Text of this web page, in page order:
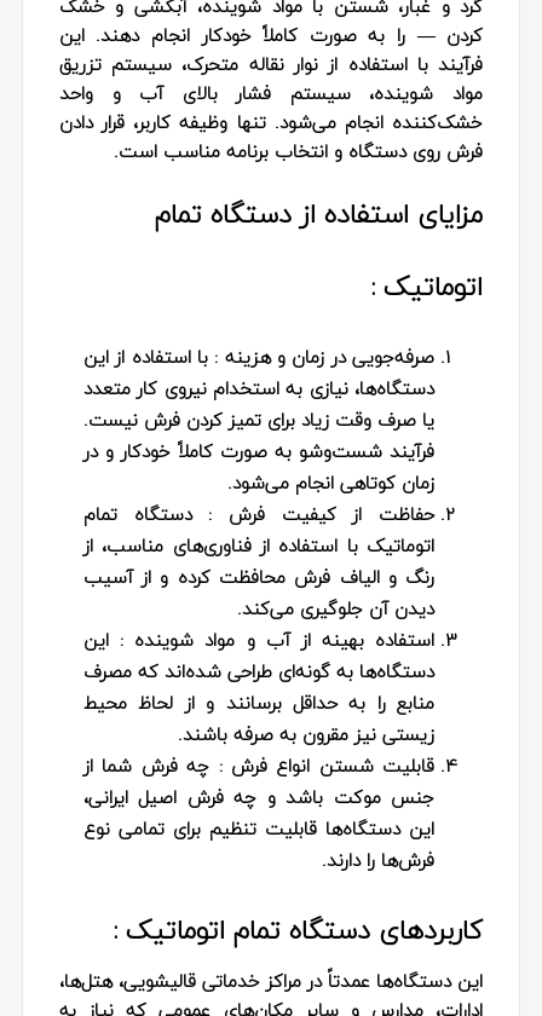
کردن— را به صورت کاملاً خودکار انجام دهند. این
فرآیند با استفاده از نوار نقاله متحرک، سیستم تزریق
مواد شوینده، سیستم فشار بالای آب و واحد
خشک‌کنندهانجام می‌شود. تنها وظیفه کاربر، قرار دادن
فرش روی دستگاه و انتخاب برنامه مناسب است.
مزایای استفاده از دستگاه تمام
اتوماتیک :
صرفه‌جویی در زمان و هزینه : با استفاده از این
دستگاه‌ها، نیازی به استخدام نیروی کار متعدد
یا صرف وقت زیاد برای تمیز کردن فرش نیست.
فرآیند شست‌وشو به صورت کاملاً خودکار و در
زمان کوتاهی انجام می‌شود.
حفاظت از کیفیت فرش : دستگاه تمام
اتوماتیک با استفاده از فناوری‌های مناسب، از
رنگ و الیاف فرش محافظت کرده و از آسیب
دیدن آن جلوگیری می‌کند.
استفاده بهینه از آب و مواد شوینده : این
دستگاه‌ها به گونه‌ای طراحی شده‌اند که مصرف
منابع را به حداقل برسانند و از لحاظ محیط
زیستی نیز مقرون به صرفه باشند.
قابلیت شستن انواع فرش: چه فرش شما از
جنس موکت باشد و چه فرش اصیل ایرانی،
این دستگاه‌ها قابلیت تنظیم برای تمامی نوع
فرش‌ها را دارند.
کاربردهای دستگاه تمام اتوماتیک :
این دستگاه‌ها عمدتاً در مراکز خدماتی قالیشویی، هتل‌ها،